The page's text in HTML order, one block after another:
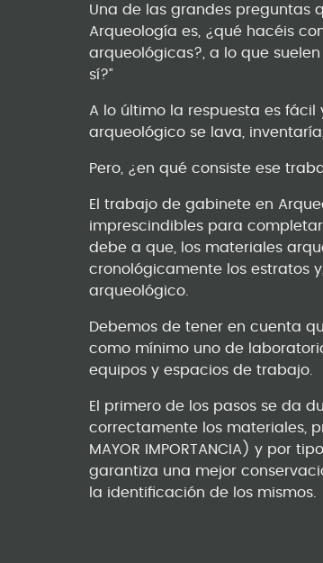
Una de las grandes preguntas
Arqueología es, ¿qué hacéis
arqueológicas?, a lo que
sí?”
A lo último la respuesta es
arqueológico se lava,
Pero, ¿en qué consiste ese
El trabajo de gabinete en
imprescindibles para
debe a que, los materiales
cronológicamente los estratos
arqueológico.
Debemos de tener en cuenta
como mínimo uno de
equipos y espacios de trabajo.
El primero de los pasos se da
correctamente los materiales,
MAYOR IMPORTANCIA) y por
garantiza una mejor
la identificación de los mismos.